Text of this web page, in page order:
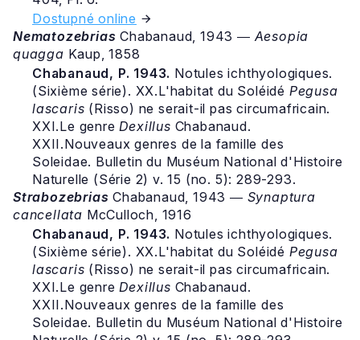
Dostupné online
Nematozebrias Chabanaud, 1943 ―Aesopia
quagga Kaup, 1858
Chabanaud, P. 1943. Notules ichthyologiques.
(Sixième série). XX.L'habitat du Soléidé Pegusa
lascaris (Risso) ne serait-il pas circumafricain.
XXI.Le genreDexillus Chabanaud.
XXII.Nouveaux genres de la famille des
Soleidae. Bulletin du Muséum National d'Histoire
Naturelle (Série 2) v. 15 (no. 5): 289-293.
Strabozebrias Chabanaud, 1943 ― Synaptura
cancellata McCulloch, 1916
Chabanaud, P. 1943. Notules ichthyologiques.
(Sixième série). XX.L'habitat du Soléidé Pegusa
lascaris (Risso) ne serait-il pas circumafricain.
XXI.Le genreDexillus Chabanaud.
XXII.Nouveaux genres de la famille des
Soleidae. Bulletin du Muséum National d'Histoire